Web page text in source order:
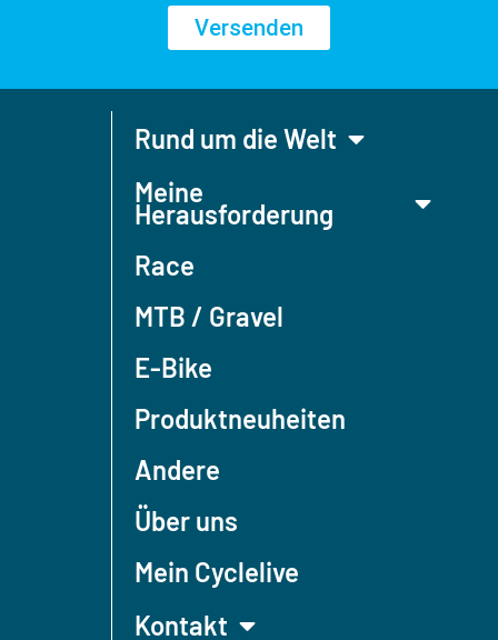
Versenden
Rund um die Welt
Meine
Herausforderung
Race
MTB / Gravel
E-Bike
Produktneuheiten
Andere
Über uns
Mein Cyclelive
Kontakt